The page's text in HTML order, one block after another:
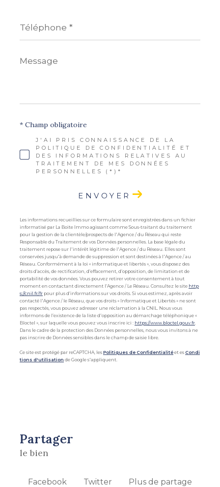
*
Message
*
J'AI PRIS CONNAISSANCE DE LA
POLITIQUE DE CONFIDENTIALITÉ ET
DES INFORMATIONS RELATIVES AU
TRAITEMENT DE MES DONNÉES
PERSONNELLES (*)*
* Champ obligatoire
ENVOYER
Les informations recueillies sur ce formulaire sont enregistrées dans un fichier
informatisé par La Boite Immo agissant comme Sous-traitant du traitement
pour la gestion de la clientèle/prospects de l'Agence / du Réseau qui reste
Responsable du Traitement de vos Données personnelles. La base légale du
traitement repose sur l'intérêt légitime de l'Agence / du Réseau. Elles sont
conservées jusqu'à demande de suppression et sont destinées à l'Agence / au
Réseau. Conformément à la loi « informatique et libertés », vous disposez des
droits d’accès, de rectification, d’effacement, d’opposition, de limitation et de
portabilité de vos données. Vous pouvez retirer votre consentement à tout
moment en contactant directement l’Agence / Le Réseau. Consultez le site http
s://cnil.fr/fr pour plus d’informations sur vos droits. Si vous estimez, après avoir
contacté l'Agence / le Réseau, que vos droits « Informatique et Libertés » ne sont
pas respectés, vous pouvez adresser une réclamation à la CNIL. Nous vous
informons de l’existence de la liste d'opposition au démarchage téléphonique «
Bloctel », sur laquelle vous pouvez vous inscrire ici : https://www.bloctel.gouv.fr
Dans le cadre de la protection des Données personnelles, nous vous invitons à ne
pas inscrire de Données sensibles dans le champ de saisie libre.
Ce site est protégé par reCAPTCHA, lesPolitiques de Confidentialitéet es Condi
tions d'utilisation de Google s'appliquent.
partager
le bien
Facebook Twitter Plus de partage